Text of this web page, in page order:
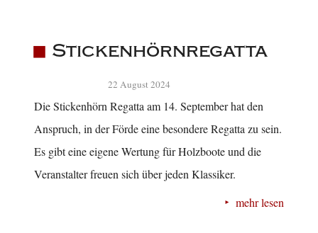
Stickenhörnregatta
22 August 2024
Die Stickenhörn Regatta am 14. September hat den
Anspruch, in der Förde eine besondere Regatta zu sein.
Es gibt eine eigene Wertung für Holzboote und die
Veranstalter freuen sich über jeden Klassiker.
mehr lesen